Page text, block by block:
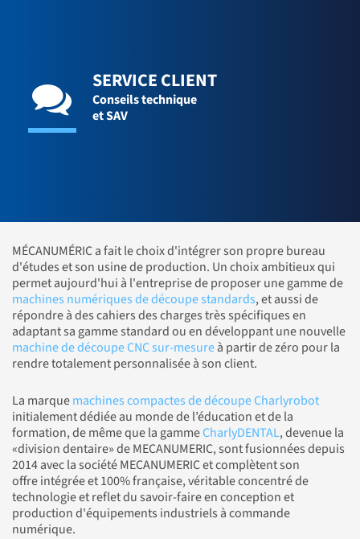
SERVICE CLIENT
Conseils technique
et SAV
MÉCANUMÉRIC a fait le choix d'intégrer son propre bureau
d'études et son usine de production. Un choix ambitieux qui
permet aujourd'hui à l'entreprise de proposer une gamme de
machines numériques de découpe standards, et aussi de
répondre à des cahiers des charges très spécifiques en
adaptant sa gamme standard ou en développant une nouvelle
machine de découpe CNC sur-mesureà partir de zéro pour la
rendre totalement personnalisée à son client.
La marquemachines compactes de découpe Charlyrobot
initialement dédiée au monde de l’éducation et de la
formation, de même que la gammeCharlyDENTAL, devenue la
«division dentaire» de MECANUMERIC, sont fusionnées depuis
2014 avec la société MECANUMERIC et complètent son
offre intégrée et 100% française, véritable concentré de
technologie et reflet du savoir-faire en conception et
production d'équipements industriels à commande
numérique.